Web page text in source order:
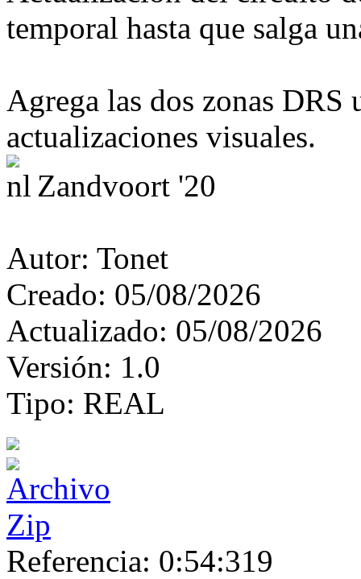
temporal hasta que salga
Agrega las dos zonas DRS
actualizaciones visuales.
Zandvoort '20
Autor: Tonet
Creado: 05/08/2026
Actualizado: 05/08/2026
Versión: 1.0
Tipo: REAL
Referencia: 0:54:319